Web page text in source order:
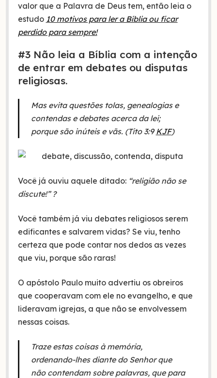
valor que a Palavra de Deus tem, então leia o
estudo 10 motivos para ler a Bíblia ou ficar
perdido para sempre!
#3 Não leia a Bíblia com a intenção
de entrar em debates ou disputas
religiosas.
Mas evita questões tolas, genealogias e
contendas e debates acerca da lei;
porque são inúteis e vãs. (Tito 3:9 KJF)
Você já ouviu aquele ditado: “religião não se
discute!” ?
Você também já viu debates religiosos serem
edificantes e salvarem vidas? Se viu, tenho
certeza que pode contar nos dedos as vezes
que viu, porque são raras!
O apóstolo Paulo muito advertiu os obreiros
que cooperavam com ele no evangelho, e que
lideravam igrejas, a que não se envolvessem
nessas coisas.
Traze estas coisas à memória,
ordenando-lhes diante do Senhor que
não contendam sobre palavras, que para